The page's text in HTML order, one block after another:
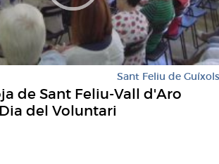
Sant Feliu de Guíxols
de Sant Feliu-Vall d'Aro
del Voluntari